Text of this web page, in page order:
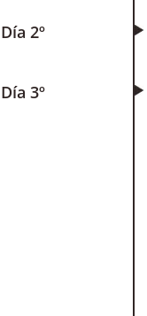
Día 2º
Día 3º